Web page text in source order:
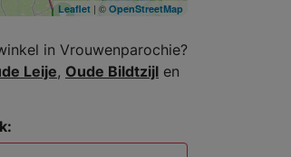
Leaflet| © OpenStreetMap
in Vrouwenparochie?
Leije, Oude Bildtzijlen